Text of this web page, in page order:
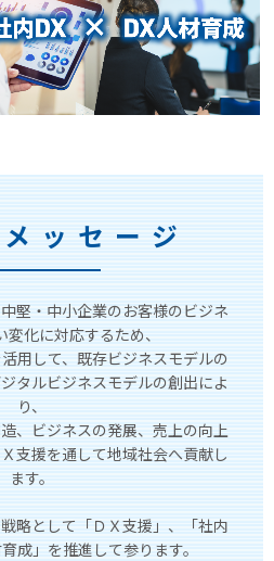
ッセージ
堅・中小企業のお客様のビジネ
化に対応するため、
用して、既存ビジネスモデルの
タルビジネスモデルの創出によ
り、
、ビジネスの発展、売上の向上
支援を通して地域社会へ貢献し
ます。
略として「ＤＸ支援」、「社内
成」を推進して参ります。